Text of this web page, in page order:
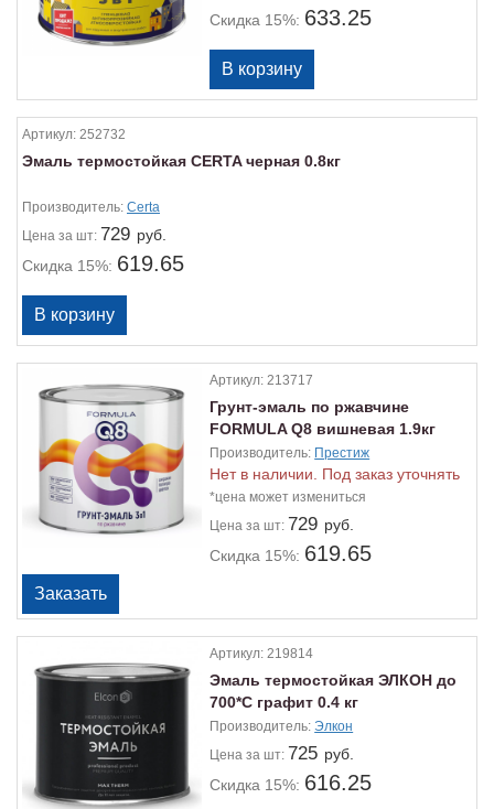
Скидка 15%: 633.25
Артикул: 252732
Эмаль термостойкая CERTA черная 0.8кг
Производитель: Certa
Цена за шт: 729 руб.
Скидка 15%: 619.65
Артикул:213717
Грунт-эмаль по ржавчине
FORMULA Q8 вишневая 1.9кг
Производитель: Престиж
Нет в наличии. Под заказ уточнять
*цена может измениться
Цена за шт: 729 руб.
Скидка 15%: 619.65
Артикул:219814
Эмаль термостойкая ЭЛКОН до
700*С графит 0.4 кг
Производитель:Элкон
Цена за шт: 725 руб.
Скидка 15%: 616.25